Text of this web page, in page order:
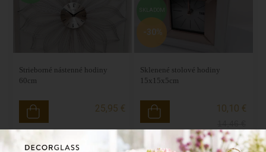
Strieborné nástenné hodiny
60cm
25,95 €
SKLADOM
Sklenené stolové hodiny
15x15x5cm
10,10 €
-30%